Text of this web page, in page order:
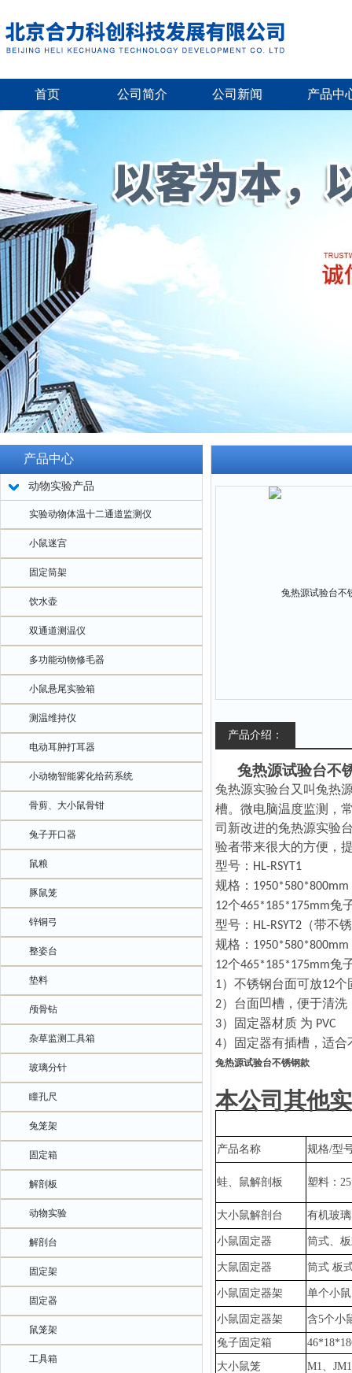
首页 公司简介 公司新闻 产品中
产品中心
动物实验产品
实验动物体温十二通道监测仪
小鼠迷宫
固定筒架
饮水壶
双通道测温仪
多功能动物修毛器
小鼠悬尾实验箱
测温维持仪
电动耳肿打耳器
小动物智能雾化给药系统
骨剪、大小鼠骨钳
兔子开口器
鼠粮
豚鼠笼
锌铜弓
整姿台
垫料
颅骨钻
杂草监测工具箱
玻璃分针
瞳孔尺
兔笼架
固定箱
解剖板
动物实验
解剖台
固定架
固定器
鼠笼架
工具箱
产品介绍：
兔热源试验台不
兔热源实验台又叫兔热
槽。微电脑温度监测，
司新改进的兔热源实验
验者带来很大的方便，
型号： HL-RSYT1
规格： 1950*580*800mm
12个465*185*175mm兔
型号： HL-RSYT2 （带不
规格： 1950*580*800mm
12个465*185*175mm兔
1）不锈钢台面可放12个
2）台面凹槽，便于清洗
3）固定器材质 为 PVC
4）固定器有插槽，适
兔热源试验台不锈钢款
本公司其他
产品名称 规格/型
蛙、鼠解剖板 塑料：
大小鼠解剖台 有机玻
小鼠固定器 筒式、
大鼠固定器 筒式 板
小鼠固定器架 单个小
小鼠固定器架 含5个小
兔子固定箱
大小鼠笼
M1、